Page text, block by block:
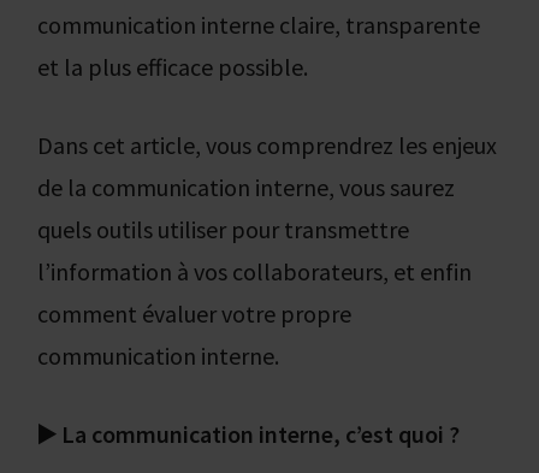
communication interne claire, transparente
et la plus efficace possible.
Dans cet article, vous comprendrez les enjeux
de la communication interne, vous saurez
quels outils utiliser pour transmettre
l’information à vos collaborateurs, et enfin
comment évaluer votre propre
communication interne.
▶️ La communication interne, c’est quoi ?